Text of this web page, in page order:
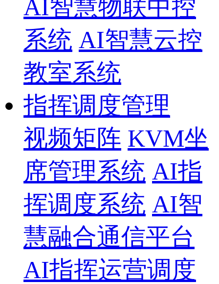
AI智慧物联中控
系统 AI智慧云控
教室系统
指挥调度管理
视频矩阵 KVM坐
席管理系统 AI指
挥调度系统 AI智
慧融合通信平台
AI指挥运营调度